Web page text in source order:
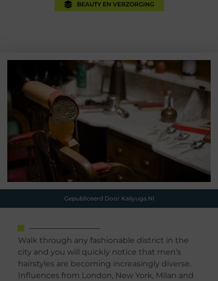
BEAUTY EN VERZORGING
Gepubliceerd Door Kaliyuga.nl
Walk through any fashionable district in the
city and you will quickly notice that men’s
hairstyles are becoming increasingly diverse.
Influences from London, New York, Milan and